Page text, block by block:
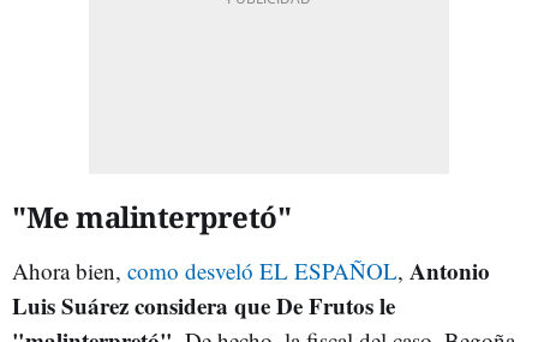
"Me malinterpretó"
Ahora bien, como desveló EL ESPAÑOL, Antonio
Luis Suárez considera que De Frutos le